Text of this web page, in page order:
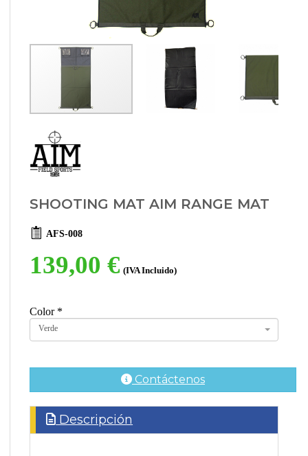
SHOOTING MAT AIM RANGE MAT
AFS-008
139,00 € (IVA Incluido)
Color *
Verde
Contáctenos
Descripción